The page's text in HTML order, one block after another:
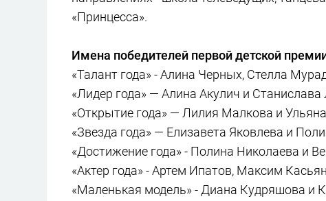
«Принцесса».
Имена победителей первой детской
«Талант года» - Алина Черных, Стелла
«Лидер года» — Алина Акулич и Станислава
«Открытие года» — Лилия Малкова и
«Звезда года» — Елизавета Яковлева и
«Достижение года» - Полина Николаева и
«Актер года» - Артем Ипатов, Максим
«Маленькая модель» - Диана Кудряшова и